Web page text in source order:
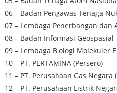
06 – Badan Pengawas Tenaga
07 – Lembaga Penerbangan dan
08 – Badan Informasi Geospasial
09 – Lembaga Biologi Molekuler
10 – PT. PERTAMINA (Persero)
11 – PT. Perusahaan Gas Negara
12 – PT. Perusahaan Listrik